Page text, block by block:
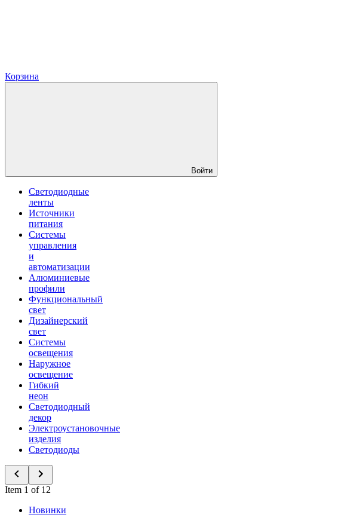
Корзина
Войти
Светодиодные
ленты
Источники
питания
Системы
управления
и
автоматизации
Алюминиевые
профили
Функциональный
свет
Дизайнерский
свет
Системы
освещения
Наружное
освещение
Гибкий
неон
Светодиодный
декор
Электроустановочные
изделия
Светодиоды
Item 1 of 12
Новинки